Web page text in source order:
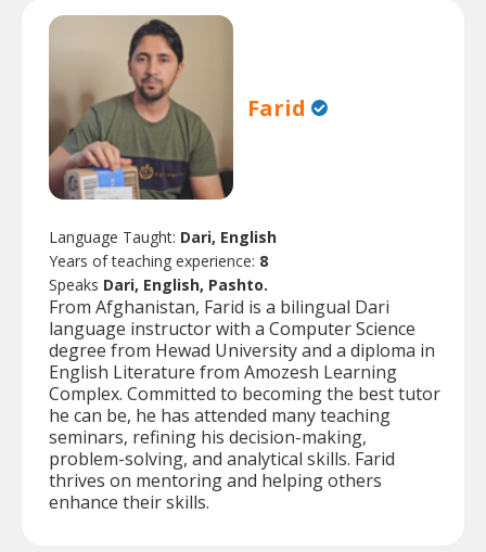
Farid
Language Taught: Dari, English
Years of teaching experience: 8
Speaks Dari, English, Pashto.
From Afghanistan, Farid is a bilingual Dari
language instructor with a Computer Science
degree from Hewad University and a diploma in
English Literature from Amozesh Learning
Complex. Committed to becoming the best tutor
he can be, he has attended many teaching
seminars, refining his decision-making,
problem-solving, and analytical skills. Farid
thrives on mentoring and helping others
enhance their skills.